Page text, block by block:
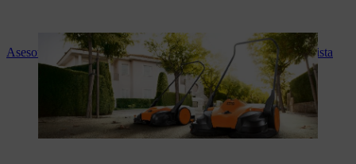
Asesoramiento experto y servicio STIHL en tu tienda especialista